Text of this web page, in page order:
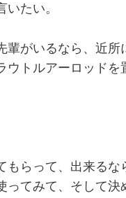
いたい。
輩がいるなら、近所
ウトルアーロッドを
もらって、出来るな
ってみて、そして決